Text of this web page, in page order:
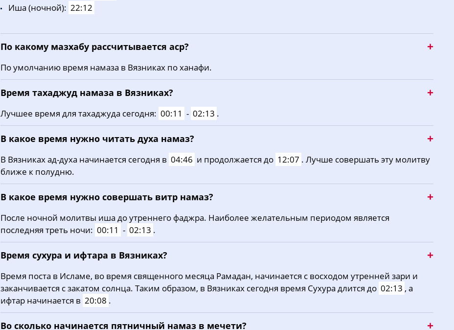
Иша (ночной): 22:12
По какому мазхабу рассчитывается аср?
По умолчанию время намаза в Вязниках по ханафи.
Время тахаджуд намаза в Вязниках?
Лучшее время для тахаджуда сегодня: 00:11 - 02:13 .
В какое время нужно читать духа намаз?
В Вязниках ад-духа начинается сегодня в 04:46 и продолжается до 12:07 . Лучше совершать эту молитву
ближе к полудню.
В какое время нужно совершать витр намаз?
После ночной молитвы иша до утреннего фаджра. Наиболее желательным периодом является
последняя треть ночи: 00:11 - 02:13 .
Время сухура и ифтара в Вязниках?
Время поста в Исламе, во время священного месяца Рамадан, начинается с восходом утренней зари и
заканчивается с закатом солнца. Таким образом, в Вязниках сегодня время Сухура длится до 02:13 , а
ифтар начинается в 20:08 .
Во сколько начинается пятничный намаз в мечети?